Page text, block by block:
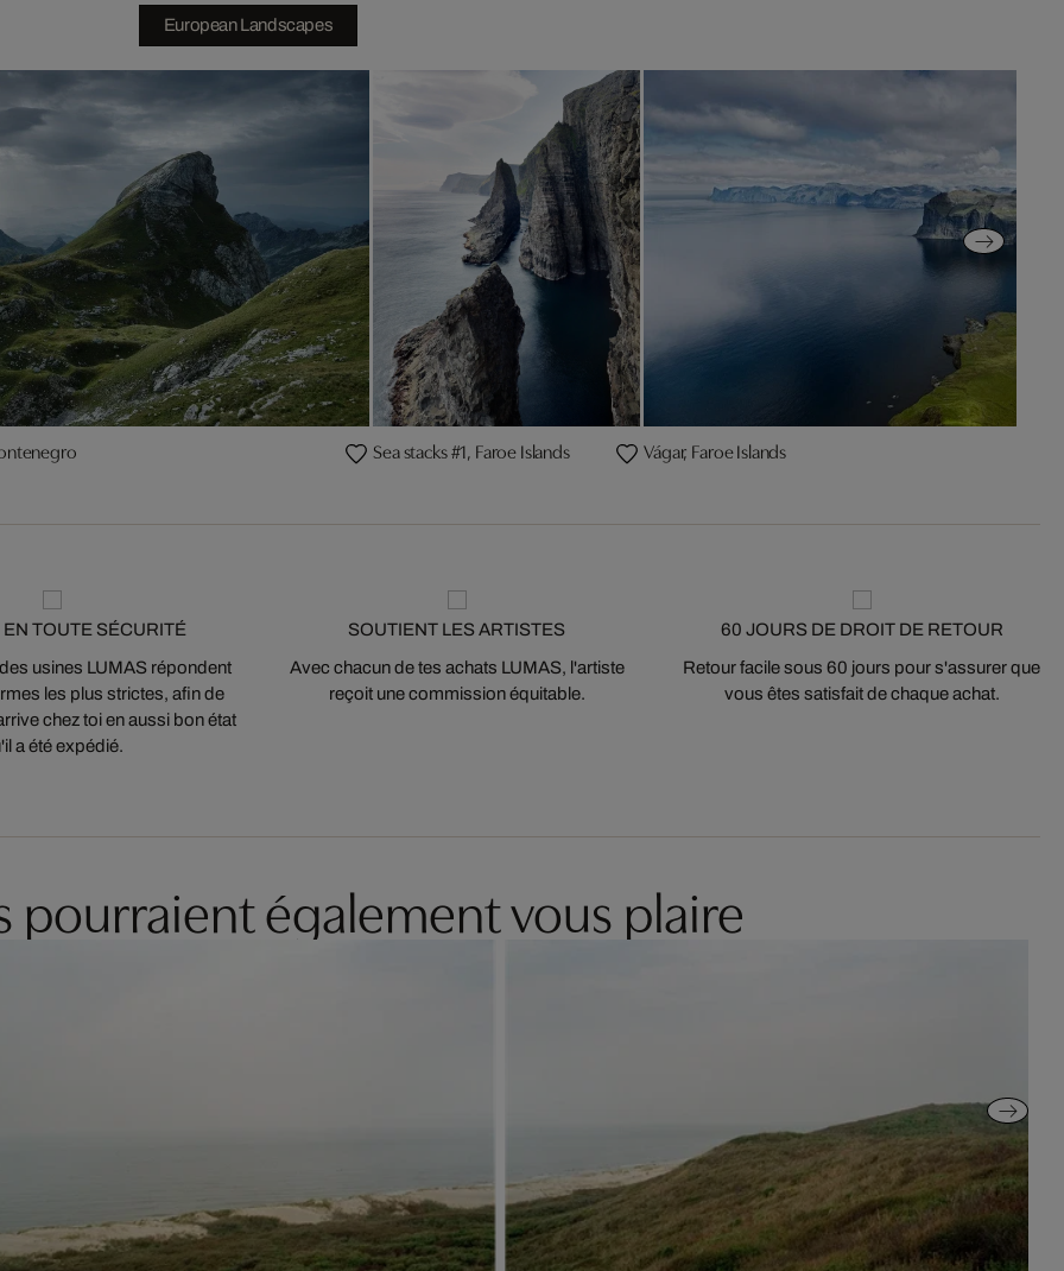
European Landscapes
Sea stacks #1, Faroe Islands Vágar, Faroe Islands
TOUTE SÉCURITÉ
usines LUMAS répondent
les plus strictes, afin de
chez toi en aussi bon état
a été expédié.
SOUTIENT LES ARTISTES
Avec chacun de tes achats LUMAS, l'artiste
reçoit une commission équitable.
60 JOURS DE DROIT DE RETOUR
Retour facile sous 60 jours pour s'assurer que
vous êtes satisfait de chaque achat.
pourraient également vous plaire